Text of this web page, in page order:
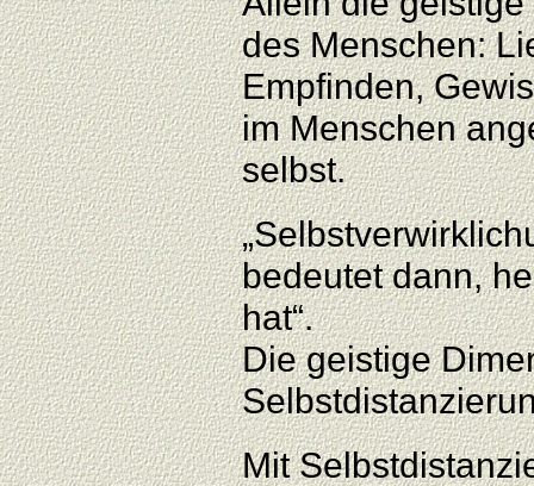
des Menschen:
Empfinden,
im Menschen
selbst.
bedeutet dann,
hat“.
Die geistige
Mit